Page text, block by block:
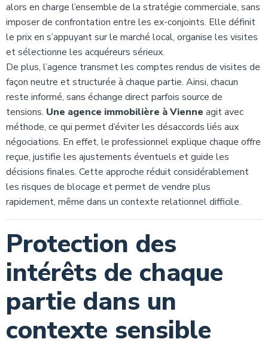
alors en charge l’ensemble de la stratégie commerciale, sans
imposer de confrontation entre les ex-conjoints. Elle définit
le prix en s’appuyant sur le marché local, organise les visites
et sélectionne les acquéreurs sérieux.
De plus, l’agence transmet les comptes rendus de visites de
façon neutre et structurée à chaque partie. Ainsi, chacun
reste informé, sans échange direct parfois source de
tensions. Une agence immobilière à Vienne agit avec
méthode, ce qui permet d’éviter les désaccords liés aux
négociations. En effet, le professionnel explique chaque offre
reçue, justifie les ajustements éventuels et guide les
décisions finales. Cette approche réduit considérablement
les risques de blocage et permet de vendre plus
rapidement, même dans un contexte relationnel difficile.
Protection des
intérêts de chaque
partie dans un
contexte sensible